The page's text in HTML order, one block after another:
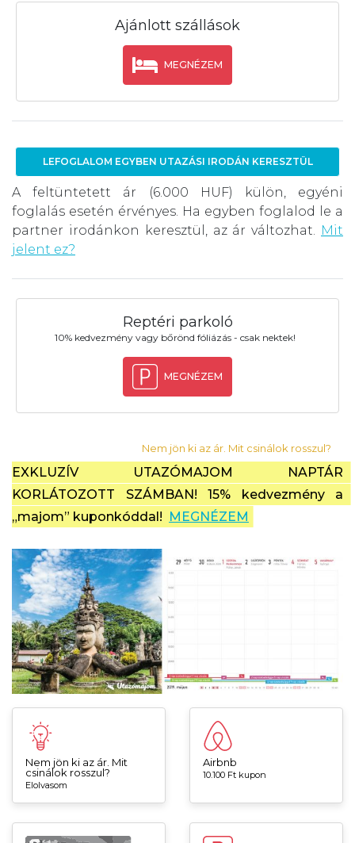
Ajánlott szállások
MEGNÉZEM
LEFOGLALOM EGYBEN UTAZÁSI IRODÁN KERESZTÜL
A feltüntetett ár (6.000 HUF) külön, egyéni
foglalás esetén érvényes. Ha egyben foglalod le a
partner irodánkon keresztül, az ár változhat. Mit
jelent ez?
Reptéri parkoló
10% kedvezmény vagy bőrönd fóliázás - csak nektek!
MEGNÉZEM
Nem jön ki az ár. Mit csinálok rosszul?
EXKLUZÍV UTAZÓMAJOM NAPTÁR
KORLÁTOZOTT SZÁMBAN! 15% kedvezmény a
„majom” kuponkóddal!
MEGNÉZEM
Nem jön ki az ár. Mit
csinálok rosszul?
Elolvasom
Airbnb
10.100 Ft kupon